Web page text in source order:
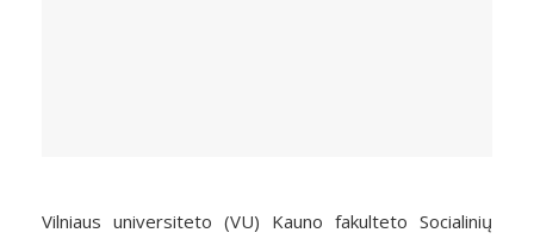
Vilniaus universiteto (VU) Kauno fakulteto Socialinių